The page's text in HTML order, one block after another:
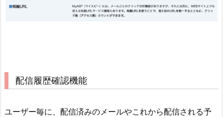
配信履歴確認機能
ユーザー毎に、配信済みのメールやこれから配信される予